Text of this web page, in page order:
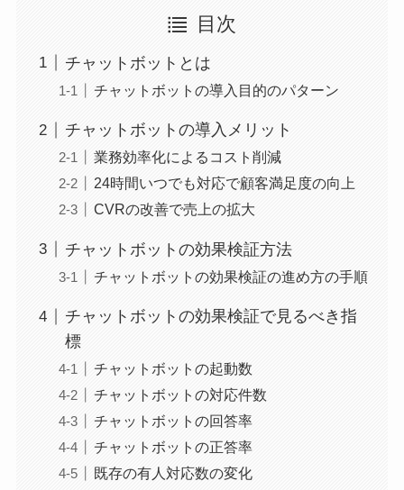
目次
チャットボットとは
チャットボットの導入目的のパターン
チャットボットの導入メリット
業務効率化によるコスト削減
24時間いつでも対応で顧客満足度の向上
CVRの改善で売上の拡大
チャットボットの効果検証方法
チャットボットの効果検証の進め方の手順
チャットボットの効果検証で見るべき指
標
チャットボットの起動数
チャットボットの対応件数
チャットボットの回答率
チャットボットの正答率
既存の有人対応数の変化